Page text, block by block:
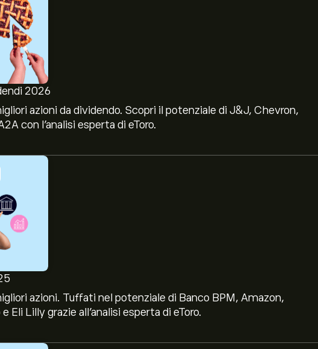
2026
azioni da dividendo. Scopri il potenziale di J&J, Chevron,
con l’analisi esperta di eToro.
azioni. Tuffati nel potenziale di Banco BPM, Amazon,
Eli Lilly grazie all’analisi esperta di eToro.